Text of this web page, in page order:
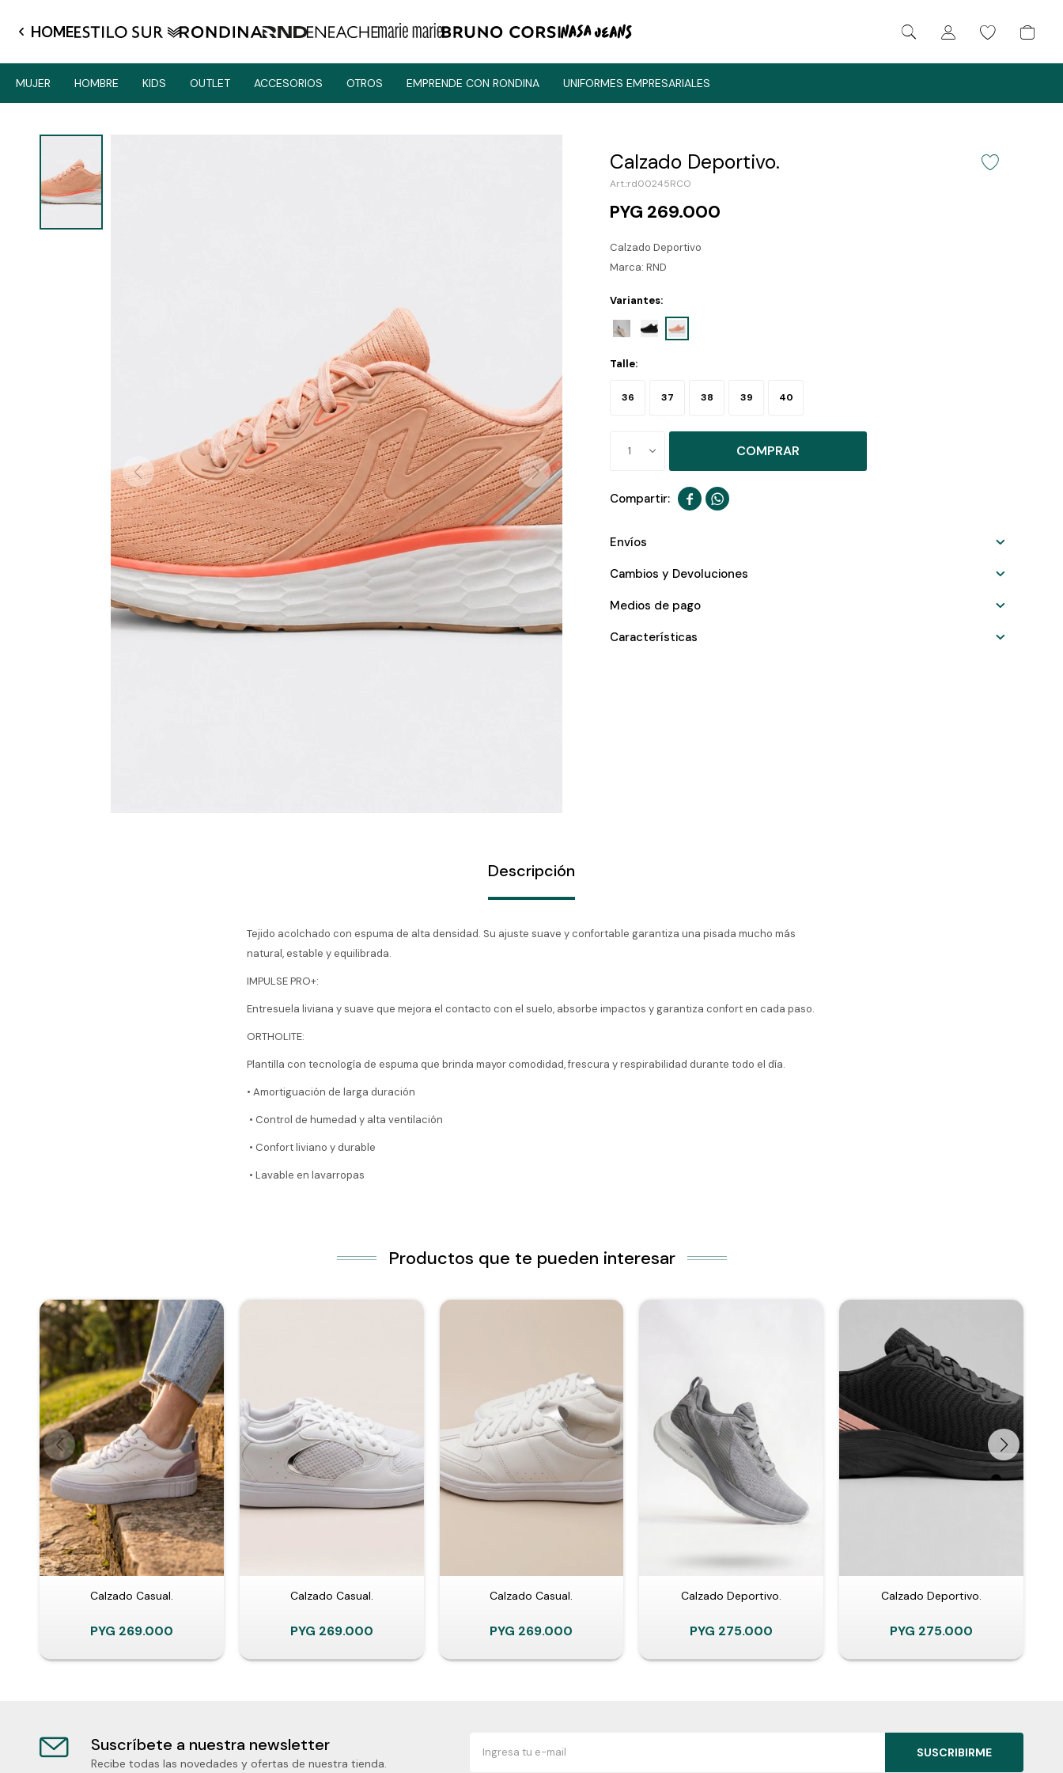
HOME
MUJER HOMBRE KIDS OUTLET ACCESORIOS OTROS EMPRENDE CON RONDINA UNIFORMES EMPRESARIALES
Calzado Deportivo.
rd00245RCO
PYG 269.000
Calzado Deportivo
Marca: RND
Variantes:
Talle:
36 37 38 39 40
1 COMPRAR
 
Envíos
Cambios y Devoluciones
Medios de pago
Características
Descripción
Tejido acolchado con espuma de alta densidad. Su ajuste suave y confortable garantiza una pisada mucho más
natural, estable y equilibrada.
IMPULSE PRO+:
Entresuela liviana y suave que mejora el contacto con el suelo, absorbe impactos y garantiza confort en cada paso.
ORTHOLITE:
Plantilla con tecnología de espuma que brinda mayor comodidad, frescura y respirabilidad durante todo el día.
• Amortiguación de larga duración
• Control de humedad y alta ventilación
• Confort liviano y durable
• Lavable en lavarropas
Productos que te pueden interesar
Calzado Casual.
PYG 269.000
Calzado Casual.
PYG 269.000
Calzado Casual.
PYG 269.000
Calzado Deportivo.
PYG 275.000
Calzado Deportivo.
PYG 275.000
Suscríbete a nuestra newsletter
Recibe todas las novedades y ofertas de nuestra tienda.
SUSCRIBIRME